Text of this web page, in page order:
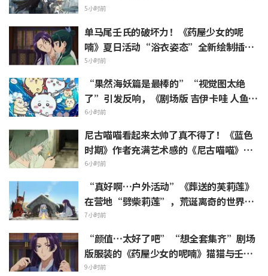
篷加上野兽般的胳膊！！”“主角机相当
帅气”
5小时前
单马尾壬氏的破坏力！《药屋少女的呢
喃》夏日活动“浴衣姿态”全新绘制插画
引发“心脏真的遭不住了”“建议留作壁
画”的反响
5小时前
“果然海妖篇是最棒的”“视觉图太绝
了”引发反响，《剧场版 吉伊卡哇 人鱼岛
的秘密》今日7月24日上映
6小时前
尼古喵喵看起来太帅了真不得了！《蓝色
时期》作者充满艺术感的《尼古喵喵》插
画被赞“说不定真能在艺大见到”
6小时前
“真好啊…户外活动”《葬送的芙莉莲》
在营地“劈柴莉莲”，荒诞离奇的世界观
引发“每天都很充实呢”的反响
7小时前
“颜值…太好了吧”“想全套集齐”剧场
版服装的《药屋少女的呢喃》猫猫与壬氏
精细手办立体化
9小时前